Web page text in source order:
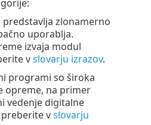
zlonamerno
uporablja.
izvaja modul
vslovarju izrazov.
programi so široka
opreme, na primer
vedenje digitalne
vslovarju